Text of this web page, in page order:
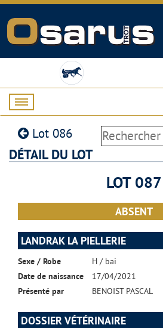
Lot 086
DÉTAIL DU LOT
LOT 087
ABSENT
LANDRAK LA PIELLERIE
Sexe / Robe
H / bai
Date de naissance
17/04/2021
Présenté par
BENOIST PASCAL
DOSSIER VÉTÉRINAIRE